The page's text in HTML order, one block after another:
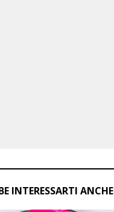
INTERESSARTI ANCHE